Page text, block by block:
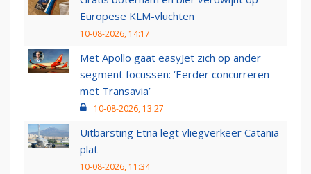
Europese KLM-vluchten
10-08-2026, 14:17
Met Apollo gaat easyJet zich op ander
segment focussen: ‘Eerder concurreren
met Transavia’
10-08-2026, 13:27
Uitbarsting Etna legt vliegverkeer Catania
plat
10-08-2026, 11:34